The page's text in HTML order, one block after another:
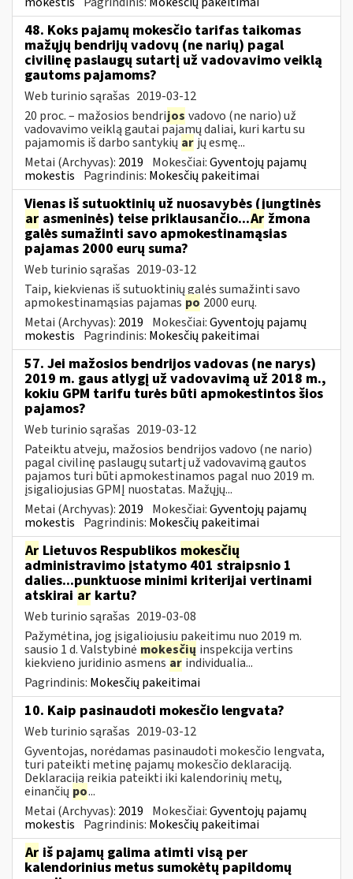
48. Koks pajamų mokesčio tarifas taikomas
mažųjų bendrijų vadovų (ne narių) pagal
civilinę paslaugų sutartį už vadovavimo veiklą
gautoms pajamoms?
Web turinio sąrašas 2019-03-12
20 proc. – mažosios bendrijos vadovo (ne nario) už
vadovavimo veiklą gautai pajamų daliai, kuri kartu su
pajamomis iš darbo santykių ar jų esmę...
Metai (Archyvas): 2019 Mokesčiai:Gyventojų pajamų
mokestis Pagrindinis: Mokesčių pakeitimai
Vienas iš sutuoktinių už nuosavybės (jungtinės
ar asmeninės) teise priklausančio...Ar žmona
galės sumažinti savo apmokestinamąsias
pajamas 2000 eurų suma?
Web turinio sąrašas 2019-03-12
Taip, kiekvienas iš sutuoktinių galės sumažinti savo
apmokestinamąsias pajamas po 2000 eurų.
Metai (Archyvas): 2019 Mokesčiai:Gyventojų pajamų
mokestis Pagrindinis: Mokesčių pakeitimai
57. Jei mažosios bendrijos vadovas (ne narys)
2019 m. gaus atlygį už vadovavimą už 2018 m.,
kokiu GPM tarifu turės būti apmokestintos šios
pajamos?
Web turinio sąrašas 2019-03-12
Pateiktu atveju, mažosios bendrijos vadovo (ne nario)
pagal civilinę paslaugų sutartį už vadovavimą gautos
pajamos turi būti apmokestinamos pagal nuo 2019 m.
įsigaliojusias GPMĮ nuostatas. Mažųjų...
Metai (Archyvas): 2019 Mokesčiai:Gyventojų pajamų
mokestis Pagrindinis: Mokesčių pakeitimai
Ar Lietuvos Respublikos mokesčių
administravimo įstatymo 401 straipsnio 1
dalies...punktuose minimi kriterijai vertinami
atskirai ar kartu?
Web turinio sąrašas 2019-03-08
Pažymėtina, jog įsigaliojusiu pakeitimu nuo 2019 m.
sausio 1 d. Valstybinė mokesčių inspekcija vertins
kiekvieno juridinio asmensarindividualia...
Pagrindinis: Mokesčių pakeitimai
10. Kaip pasinaudoti mokesčio lengvata?
Web turinio sąrašas 2019-03-12
Gyventojas, norėdamas pasinaudoti mokesčio lengvata,
turi pateikti metinę pajamų mokesčio deklaraciją.
Deklaraciją reikia pateikti iki kalendorinių metų,
einančių po...
Metai (Archyvas): 2019 Mokesčiai:Gyventojų pajamų
mokestis Pagrindinis: Mokesčių pakeitimai
Ar iš pajamų galima atimti visą per
kalendorinius metus sumokėtų papildomų